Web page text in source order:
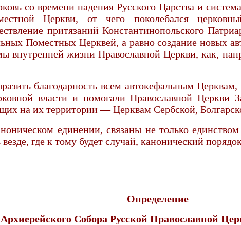
со времени падения Русского Царства и
Церкви, от чего поколебался
притязаний Константинопольского
Поместных Церквей, а равно создание новых
внутренней жизни Православной Церкви, как,
благодарность всем автокефальным
власти и помогали Православной Церкви
на их территории — Церквам Сербской,
единении, связаны не только
где к тому будет случай, канонический
Определение
Архиерейского Собора Русской Православной